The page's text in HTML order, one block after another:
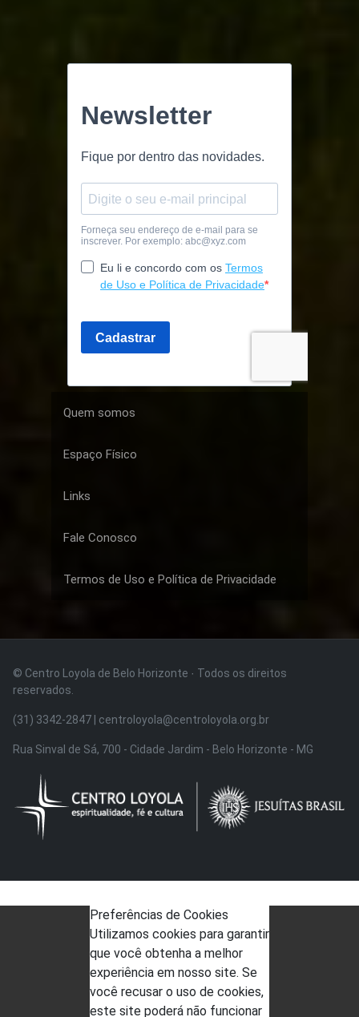
Quem somos
Espaço Físico
Links
Fale Conosco
Termos de Uso e Política de Privacidade
© Centro Loyola de Belo Horizonte · Todos os direitos
reservados.
(31) 3342-2847 | centroloyola@centroloyola.org.br
Rua Sinval de Sá, 700 - Cidade Jardim - Belo Horizonte - MG
Preferências de Cookies
Utilizamos cookies para garantir
que você obtenha a melhor
experiência em nosso site. Se
você recusar o uso de cookies,
este site poderá não funcionar